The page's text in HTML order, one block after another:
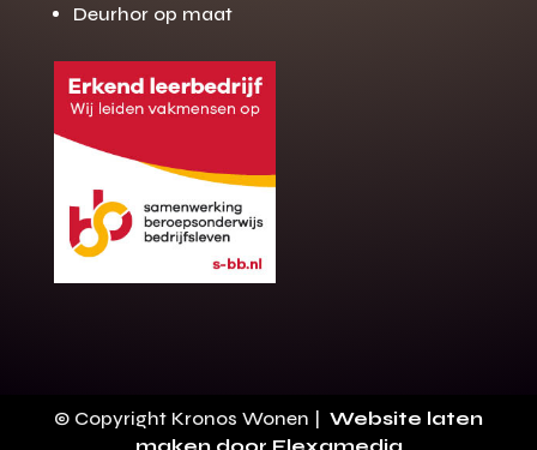
Gratis offerte
op maat?
Binnen 24 uur jouw gratis offerte
10 jaar garantie op de montage
100+ stoffen
Deurhor op maat
© Copyright Kronos Wonen | Website laten